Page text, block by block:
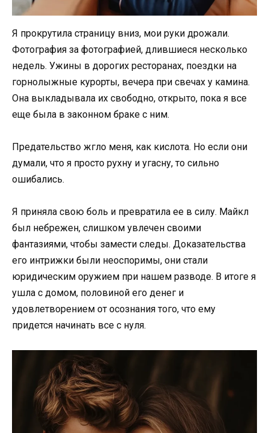
Я прокрутила страницу вниз, мои руки дрожали.
Фотография за фотографией, длившиеся несколько
недель. Ужины в дорогих ресторанах, поездки на
горнолыжные курорты, вечера при свечах у камина.
Она выкладывала их свободно, открыто, пока я все
еще была в законном браке с ним.
Предательство жгло меня, как кислота. Но если они
думали, что я просто рухну и угасну, то сильно
ошибались.
Я приняла свою боль и превратила ее в силу. Майкл
был небрежен, слишком увлечен своими
фантазиями, чтобы замести следы. Доказательства
его интрижки были неоспоримы, они стали
юридическим оружием при нашем разводе. В итоге я
ушла с домом, половиной его денег и
удовлетворением от осознания того, что ему
придется начинать все с нуля.